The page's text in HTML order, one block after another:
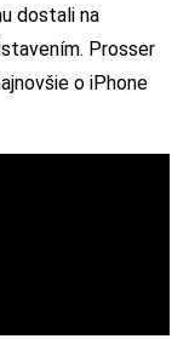
dostali na
Prosser
o iPhone